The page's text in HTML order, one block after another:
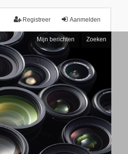
Aanmelden
Registreer
Mijn berichten Zoeken